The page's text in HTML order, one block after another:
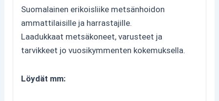
Suomalainen erikoisliike metsänhoidon
ammattilaisille ja harrastajille.
Laadukkaat metsäkoneet, varusteet ja
tarvikkeet jo vuosikymmenten kokemuksella.
Löydät mm: